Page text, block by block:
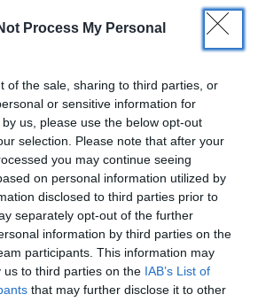
Process My Personal
of the sale, sharing to third parties, or
or sensitive information for
us, please use the below opt-out
selection. Please note that after your
you may continue seeing
on personal information utilized by
disclosed to third parties prior to
separately opt-out of the further
information by third parties on the
participants. This information may
us to third parties on the IAB’s List of
that may further disclose it to other
kezdtek el vonatokat rabolni. Ezután
ellenfelük, az Allan Pinkerton
Csakhogy a chicagói
el Missouriban, a farmerek
őket, nekik pedig fogalmuk sem
a James-fiúk vagy a banda más
detektívet lőttek le a James-fiúk
1875. január 26-án a detektívek
anyjának a házát, mert azt
és Frank is ott tartózkodik.
egy világítórakétát, amelyet az egyik